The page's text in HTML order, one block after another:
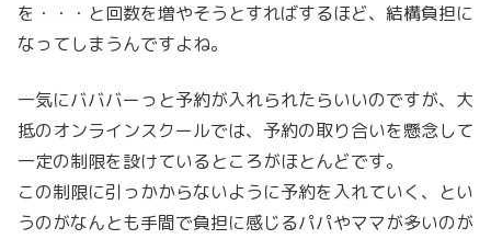
を・・・と回数を増やそうとすればするほど、結構負担に
なってしまうんですよね。
一気にバババーっと予約が入れられたらいいのですが、大
抵のオンラインスクールでは、予約の取り合いを懸念して
一定の制限を設けているところがほとんどです。
この制限に引っかからないように予約を入れていく、とい
うのがなんとも手間で負担に感じるパパやママが多いのが